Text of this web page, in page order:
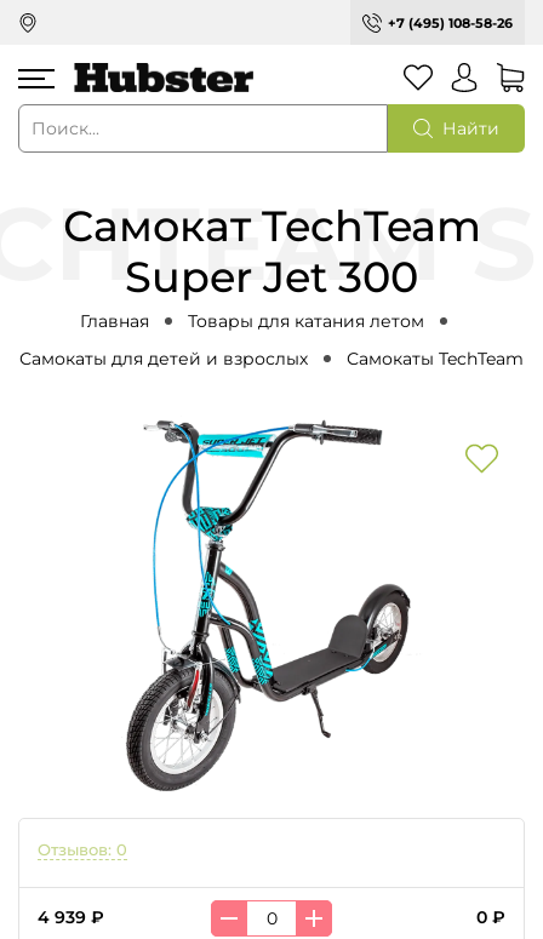
+7 (495) 108-58-26
Найти
Самокат TechTeam
Super Jet 300
Главная
Товары для катания летом
Самокаты для детей и взрослых
Самокаты TechTeam
Отзывов: 0
4 939 ₽ 0 ₽